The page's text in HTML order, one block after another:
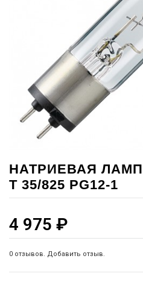
НАТРИЕВАЯ
T 35/825 PG12-1
4 975 ₽
0 отзывов. Добавить отзыв.